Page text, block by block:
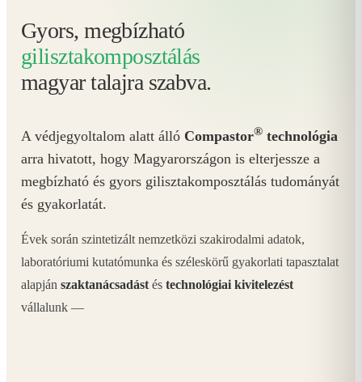
Gyors, megbízható
gilisztakomposztálás
magyar talajra szabva.
A védjegyoltalom alatt álló Compastor® technológia
arra hivatott, hogy Magyarországon is elterjessze a
megbízható és gyors gilisztakomposztálás tudományát
és gyakorlatát.
Évek során szintetizált nemzetközi szakirodalmi adatok,
laboratóriumi kutatómunka és széleskörű gyakorlati tapasztalat
alapján szaktanácsadást és technológiai kivitelezést
vállalunk —